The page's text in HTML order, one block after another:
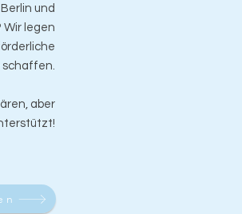
und
Wir legen
schaffen.
aber